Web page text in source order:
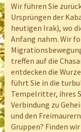
Wir führen Sie
Ursprüngen der
heutigen Irak), wo
Anfang nahm. Wir
treffen auf die
entdecken die
führt Sie in die
Tempelritter, ihres
Verbindung zu
und den
Gruppen? Finden